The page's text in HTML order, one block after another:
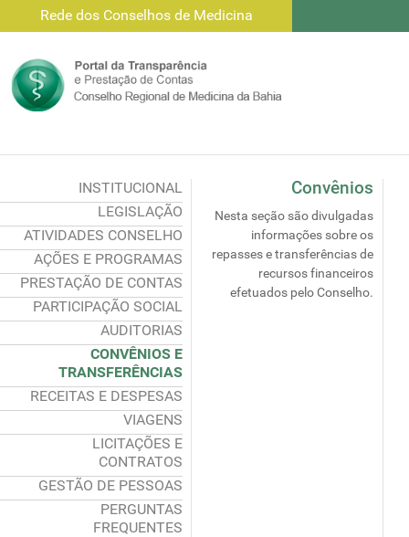
Rede dos Conselhos de Medicina
INSTITUCIONAL
LEGISLAÇÃO
ATIVIDADES CONSELHO
AÇÕES E PROGRAMAS
PRESTAÇÃO DE CONTAS
PARTICIPAÇÃO SOCIAL
AUDITORIAS
CONVÊNIOS E
TRANSFERÊNCIAS
RECEITAS E DESPESAS
VIAGENS
LICITAÇÕES E
CONTRATOS
GESTÃO DE PESSOAS
PERGUNTAS
FREQUENTES
Convênios
Nesta seção são divulgadas
informações sobre os
repasses e transferências de
recursos financeiros
efetuados pelo Conselho.